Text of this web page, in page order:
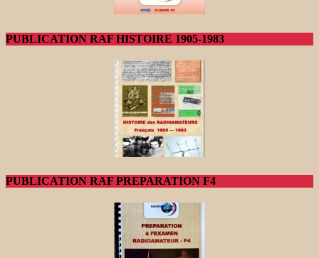
PUBLICATION RAF HISTOIRE 1905-1983
PUBLICATION RAF PREPARATION F4